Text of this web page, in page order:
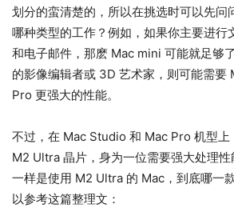
划分的蛮清楚的，所以在挑选时可以先问
哪种类型的工作？例如，如果你主要进行
和电子邮件，那麽 Mac mini 可能就足够
的影像编辑者或 3D 艺术家，则可能需要
Pro 更强大的性能。
不过，在 Mac Studio 和 Mac Pro 机型上
M2 Ultra 晶片，身为一位需要强大处理
一样是使用 M2 Ultra 的 Mac，到底哪一
以参考这篇整理文：